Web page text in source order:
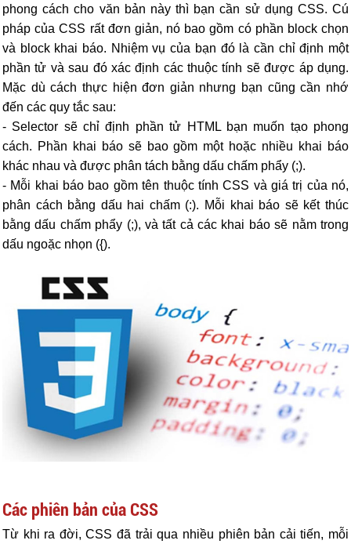
phong cách cho văn bản này thì bạn cần sử dụng CSS. Cú
pháp của CSS rất đơn giản, nó bao gồm có phần block chọn
và block khai báo. Nhiệm vụ của bạn đó là cần chỉ định một
phần tử và sau đó xác định các thuộc tính sẽ được áp dụng.
Mặc dù cách thực hiện đơn giản nhưng bạn cũng cần nhớ
đến các quy tắc sau:
- Selector sẽ chỉ định phần tử HTML bạn muốn tạo phong
cách. Phần khai báo sẽ bao gồm một hoặc nhiều khai báo
khác nhau và được phân tách bằng dấu chấm phẩy (;).
- Mỗi khai báo bao gồm tên thuộc tính CSS và giá trị của nó,
phân cách bằng dấu hai chấm (:). Mỗi khai báo sẽ kết thúc
bằng dấu chấm phẩy (;), và tất cả các khai báo sẽ nằm trong
dấu ngoặc nhọn ({).
Các phiên bản của CSS
Từ khi ra đời, CSS đã trải qua nhiều phiên bản cải tiến, mỗi